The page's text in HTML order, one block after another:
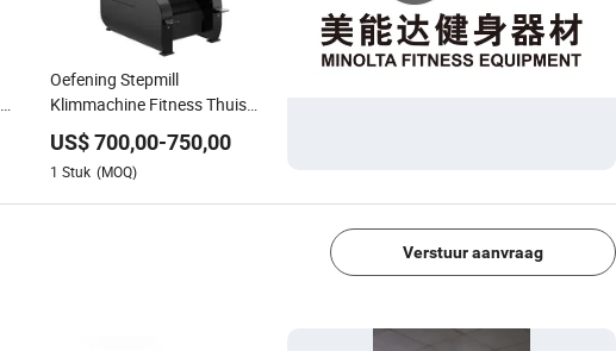
Oefening Stepmill
Klimmachine Fitness Thuis
Gym Apparatuur
Gemotoriseerde Trap Trainer
US$700,00-750,00
1 Stuk (MOQ)
Verstuur aanvraag